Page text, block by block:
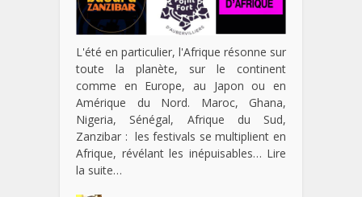
L'été en particulier, l'Afrique résonne sur
toute la planète, sur le continent
comme en Europe, au Japon ou en
Amérique du Nord. Maroc, Ghana,
Nigeria, Sénégal, Afrique du Sud,
Zanzibar : les festivals se multiplient en
Afrique, révélant les inépuisables… Lire
la suite…